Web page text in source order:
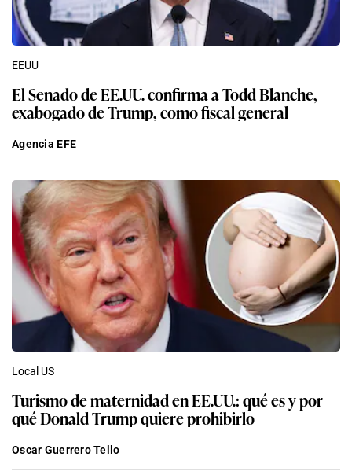
EEUU
El Senado de EE.UU. confirma a Todd Blanche,
exabogado de Trump, como fiscal general
Agencia EFE
Local US
Turismo de maternidad en EE.UU.: qué es y por
qué Donald Trump quiere prohibirlo
Oscar Guerrero Tello